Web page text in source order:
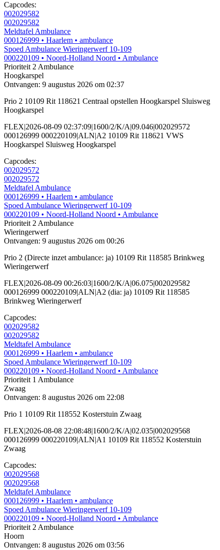
Capcodes:
002029582
002029582
Meldtafel Ambulance
000126999 • Haarlem • ambulance
Spoed Ambulance Wieringerwerf 10-109
000220109 • Noord-Holland Noord • Ambulance
Prioriteit 2 Ambulance
Hoogkarspel
Ontvangen: 9 augustus 2026 om 02:37
Prio 2 10109 Rit 118621 Centraal opstellen Hoogkarspel Sluisweg
Hoogkarspel
FLEX|2026-08-09 02:37:09|1600/2/K/A|09.046|002029572
000126999 000220109|ALN|A2 10109 Rit 118621 VWS
Hoogkarspel Sluisweg Hoogkarspel
Capcodes:
002029572
002029572
Meldtafel Ambulance
000126999 • Haarlem • ambulance
Spoed Ambulance Wieringerwerf 10-109
000220109 • Noord-Holland Noord • Ambulance
Prioriteit 2 Ambulance
Wieringerwerf
Ontvangen: 9 augustus 2026 om 00:26
Prio 2 (Directe inzet ambulance: ja) 10109 Rit 118585 Brinkweg
Wieringerwerf
FLEX|2026-08-09 00:26:03|1600/2/K/A|06.075|002029582
000126999 000220109|ALN|A2 (dia: ja) 10109 Rit 118585
Brinkweg Wieringerwerf
Capcodes:
002029582
002029582
Meldtafel Ambulance
000126999 • Haarlem • ambulance
Spoed Ambulance Wieringerwerf 10-109
000220109 • Noord-Holland Noord • Ambulance
Prioriteit 1 Ambulance
Zwaag
Ontvangen: 8 augustus 2026 om 22:08
Prio 1 10109 Rit 118552 Kosterstuin Zwaag
FLEX|2026-08-08 22:08:48|1600/2/K/A|02.035|002029568
000126999 000220109|ALN|A1 10109 Rit 118552 Kosterstuin
Zwaag
Capcodes:
002029568
002029568
Meldtafel Ambulance
000126999 • Haarlem • ambulance
Spoed Ambulance Wieringerwerf 10-109
000220109 • Noord-Holland Noord • Ambulance
Prioriteit 2 Ambulance
Hoorn
Ontvangen: 8 augustus 2026 om 03:56